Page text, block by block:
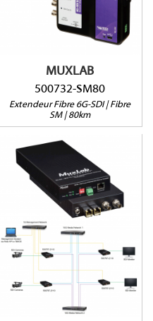
MUXLAB
500732-SM80
Extendeur Fibre 6G-SDI | Fibre
SM | 80km
Pass-through RS232
500767-2110-UTP
Émetteur-récepteur/li>
4K@60Hz jusqu'à 30m via
ST-2110 et ST2022/7
RestAPI & NMOS